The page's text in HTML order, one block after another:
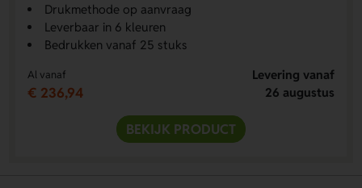
Drukmethode op aanvraag
Leverbaar in 6 kleuren
Bedrukken vanaf 25 stuks
Al vanaf
€ 236,94
Levering vanaf
26 augustus
BEKIJK PRODUCT